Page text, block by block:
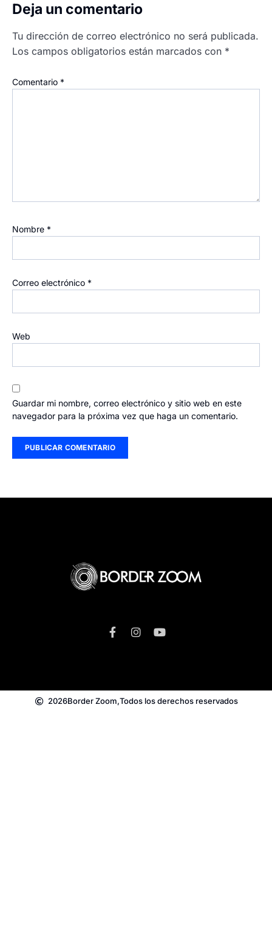
Deja un comentario
Tu dirección de correo electrónico no será publicada.
Los campos obligatorios están marcados con *
Comentario *
Nombre *
Correo electrónico *
Web
Guardar mi nombre, correo electrónico y sitio web en este
navegador para la próxima vez que haga un comentario.
2026Border Zoom,Todos los derechos reservados